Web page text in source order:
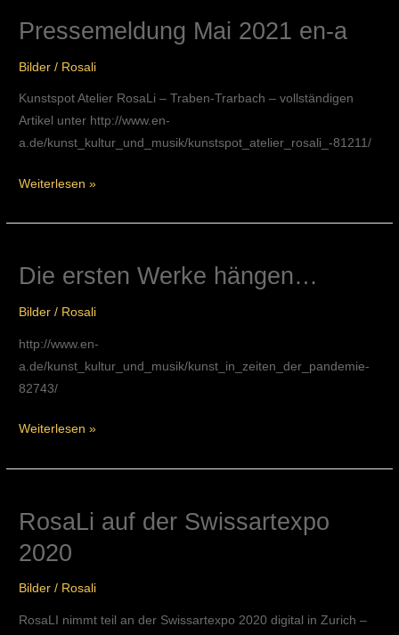
Pressemeldung Mai 2021 en-a
Bilder / Rosali
Kunstspot Atelier RosaLi – Traben-Trarbach – vollständigen
Artikel unter http://www.en-
a.de/kunst_kultur_und_musik/kunstspot_atelier_rosali_-81211/
Pressemeldung
2021
en-
a
Weiterlesen »
Die ersten Werke hängen…
Bilder / Rosali
http://www.en-
a.de/kunst_kultur_und_musik/kunst_in_zeiten_der_pandemie-
82743/
Die
Werke
hängen…
Weiterlesen »
RosaLi auf der Swissartexpo
2020
Bilder / Rosali
RosaLI nimmt teil an der Swissartexpo 2020 digital in Zurich –
RosaLi
der
Swissartexpo